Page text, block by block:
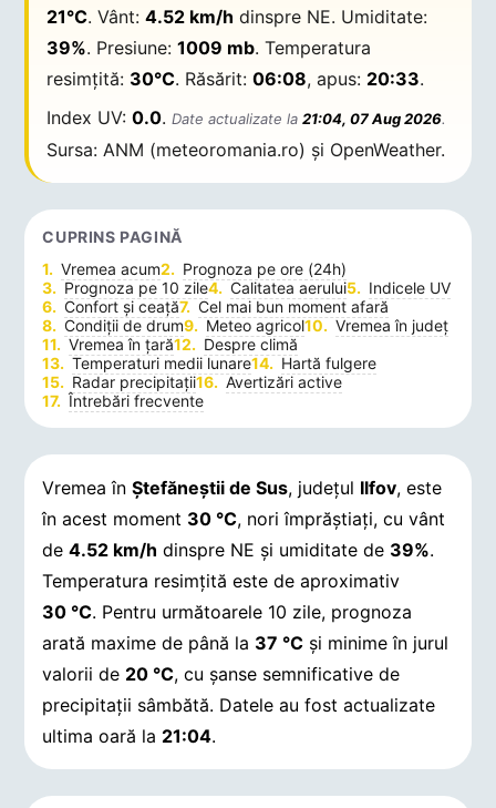
21°C. Vânt:4.52 km/h dinspre NE. Umiditate:
39%. Presiune:1009 mb. Temperatura
resimțită: 30°C. Răsărit:06:08, apus: 20:33.
Index UV:0.0.Date actualizate la21:04, 07 Aug 2026.
Sursa: ANM (meteoromania.ro) și OpenWeather.
CUPRINS PAGINĂ
Vremea acum
Prognoza pe ore (24h)
Prognoza pe 10 zile
Calitatea aerului
Indicele UV
Confort și ceață
Cel mai bun moment afară
Condiții de drum
Meteo agricol
Vremea în județ
Vremea în țară
Despre climă
Temperaturi medii lunare
Hartă fulgere
Radar precipitații
Avertizări active
Întrebări frecvente
Vremea înŞtefăneştii de Sus, județul Ilfov, este
în acest moment 30 °C, nori împrăștiați, cu vânt
de4.52 km/h dinspre NE și umiditate de 39%.
Temperatura resimțită este de aproximativ
30 °C. Pentru următoarele 10 zile, prognoza
arată maxime de până la 37 °C și minime în jurul
valorii de 20 °C, cu șanse semnificative de
precipitații sâmbătă. Datele au fost actualizate
ultima oară la 21:04.